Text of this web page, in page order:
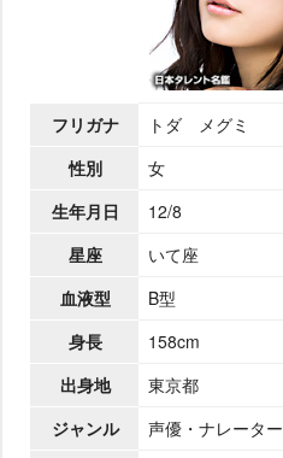
フリガナ
トダ メグミ
性別
女
生年月日
12/8
星座
いて座
血液型
B型
身長
158cm
出身地
東京都
ジャンル
声優・ナレーター